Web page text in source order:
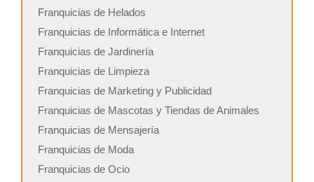
Franquicias de Helados
Franquicias de Informática e Internet
Franquicias de Jardinería
Franquicias de Limpieza
Franquicias de Marketing y Publicidad
Franquicias de Mascotas y Tiendas de Animales
Franquicias de Mensajería
Franquicias de Moda
Franquicias de Ocio